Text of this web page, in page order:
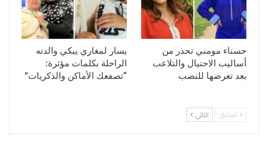
حسناء مومني تحذر من
أساليب الاحتيال والتلاعب
بعد تعرضها للنصب
يسار لمغاري يبكي والدته
الراحلة بكلمات مؤثرة:
“تصفعك الأماكن والذكريات”
السابق التالي